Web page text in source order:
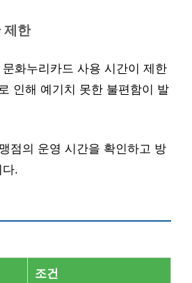
제한
화누리카드 사용 시간이 제한
인해 예기치 못한 불편함이 발
점의 운영 시간을 확인하고 방
다.
조건